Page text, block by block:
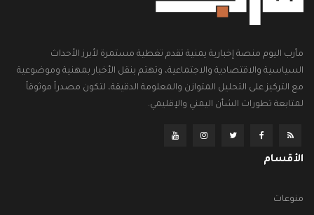
مأرب اليوم منصة إخبارية يمنية تقدم تغطية مستمرة لأبرز الأحداث
السياسية والاقتصادية والاجتماعية، وتهتم بنقل الأخبار بمهنية وموضوعية
مع التركيز على التحليل المتوازن والمعلومة الدقيقة، لتكون مصدراً موثوقاً
لمتابعة تطورات الشأن اليمني والإقليمي.
الأقسام
منوعات